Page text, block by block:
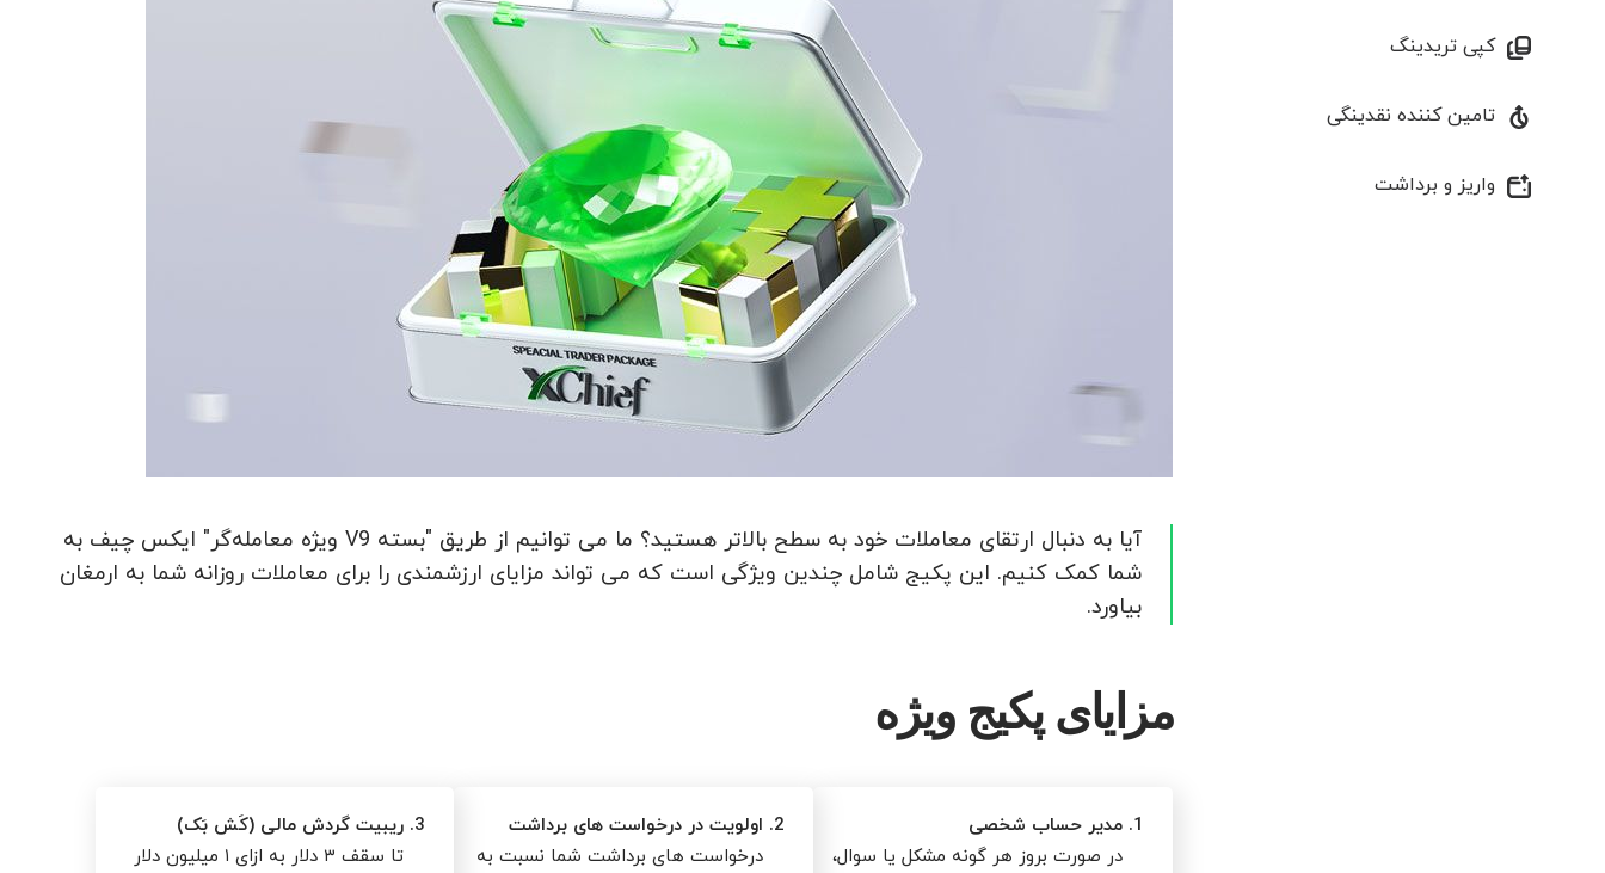
کپی تریدینگ
تامین کننده نقدینگی
واریز و برداشت
آیا به دنبال ارتقای معاملات خود به سطح بالاتر هستید؟ ما می توانیم از طریق "بسته V9 ویژه معامله‌گر" ایکس چیف به
شما کمک کنیم. این پکیج شامل چندین ویژگی است که می تواند مزایای ارزشمندی را برای معاملات روزانه شما به ارمغان
بیاورد.
مزایای پکیج ویژه
1. مدیر حساب شخصی
در صورت بروز هر گونه مشکل یا سوال،
2. اولویت در درخواست های برداشت
درخواست های برداشت شما نسبت به
3. ریبیت گردش مالی (کَش بَک)
تا سقف ۳ دلار به ازای ۱ میلیون دلار